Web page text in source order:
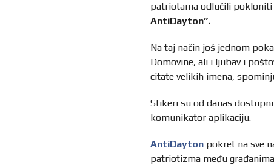
patriotama odlučili
AntiDayton”.
Na taj način još jednom
Domovine, ali i ljubav i
citate velikih imena,
Stikeri su od danas
komunikator aplikaciju.
AntiDaytonpokret na sve
patriotizma među